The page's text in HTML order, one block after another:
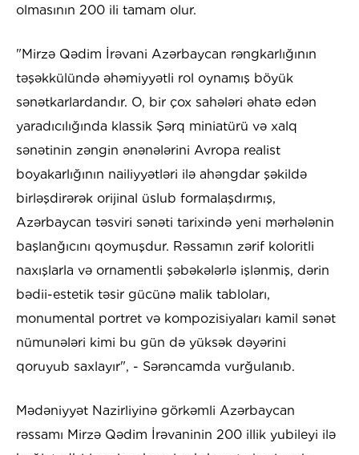
olmasının 200 ili tamam olur.
"Mirzə Qədim İrəvani Azərbaycan rəngkarlığının
təşəkkülündə əhəmiyyətli rol oynamış böyük
sənətkarlardandır. O, bir çox sahələri əhatə edən
yaradıcılığında klassik Şərq miniatürü və xalq
sənətinin zəngin ənənələrini Avropa realist
boyakarlığının nailiyyətləri ilə ahəngdar şəkildə
birləşdirərək orijinal üslub formalaşdırmış,
Azərbaycan təsviri sənəti tarixində yeni mərhələnin
başlanğıcını qoymuşdur. Rəssamın zərif koloritli
naxışlarla və ornamentli şəbəkələrlə işlənmiş, dərin
bədii-estetik təsir gücünə malik tabloları,
monumental portret və kompozisiyaları kamil sənət
nümunələri kimi bu gün də yüksək dəyərini
qoruyub saxlayır", - Sərəncamda vurğulanıb.
Mədəniyyət Nazirliyinə görkəmli Azərbaycan
rəssamı Mirzə Qədim İrəvaninin 200 illik yubileyi ilə